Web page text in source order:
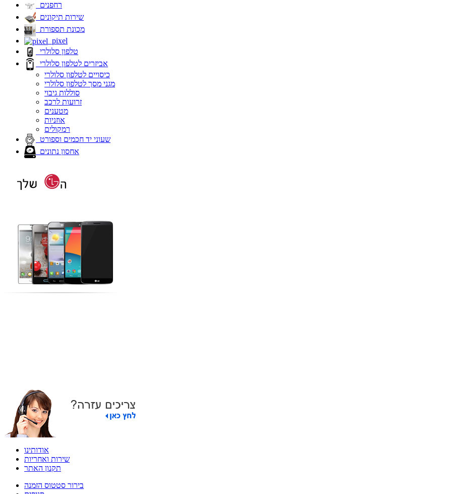
רחפנים
שירות תיקונים
מכונת תספורת
pixel
טלפון סלולרי
אביזרים לטלפון סלולרי
כיסויים לטלפון סלולרי
מגני מסך לטלפון סלולרי
סוללות גיבוי
זרועות לרכב
מטענים
אוזניות
רמקולים
שעוני יד חכמים וספורט
אחסון נתונים
אודותינו
שירות ואחריות
תקנון האתר
בירור סטטוס הזמנה